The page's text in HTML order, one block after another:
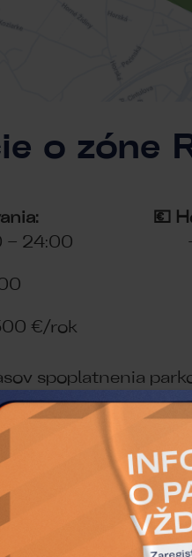
o zóne
💶
– 24:00 –
€/rok
spoplatnenia
sme postupne
na zvýšený nápor
Cieľom je
obyvateľov preto